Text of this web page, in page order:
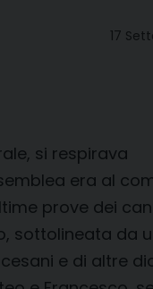
17
si respirava
era al
prove dei
sottolineata da
e di altre